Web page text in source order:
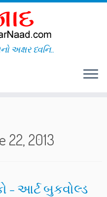
અક્ષર ધ્વનિ..
22, 2013
– આર્ટ બુકવોલ્ડ